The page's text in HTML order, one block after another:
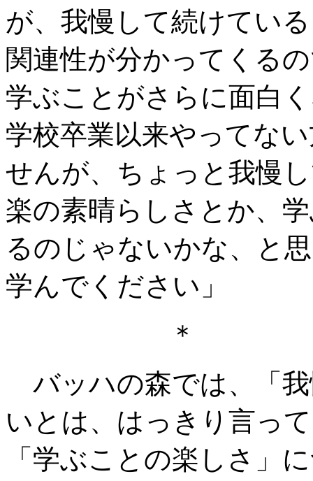
が、我慢して続けてい
関連性が分かってくる
学ぶことがさらに面白
学校卒業以来やってな
せんが、ちょっと我慢
楽の素晴らしさとか、
るのじゃないかな、と
学んでください」
＊
バッハの森では、「
いとは、はっきり言っ
「学ぶことの楽しさ」